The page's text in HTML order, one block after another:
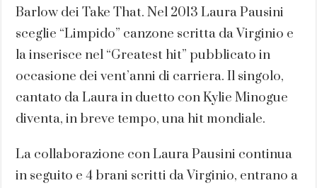
Barlow dei Take That. Nel 2013 Laura Pausini
sceglie “Limpido” canzone scritta da Virginio e
la inserisce nel “Greatest hit” pubblicato in
occasione dei vent’anni di carriera. Il singolo,
cantato da Laura in duetto con Kylie Minogue
diventa, in breve tempo, una hit mondiale.
La collaborazione con Laura Pausini continua
in seguito e 4 brani scritti da Virginio, entrano a